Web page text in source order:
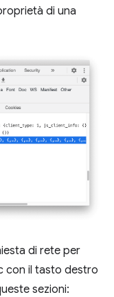
di una
di rete per
con il tasto destro
sezioni: